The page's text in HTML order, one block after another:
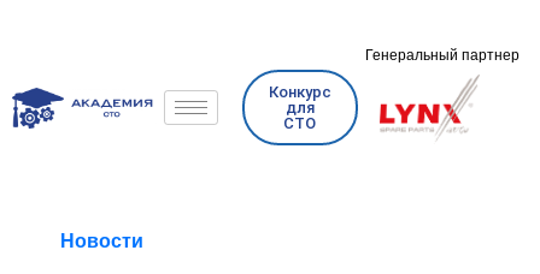
Конкурс
для
СТО
Генеральный партнер
Новости